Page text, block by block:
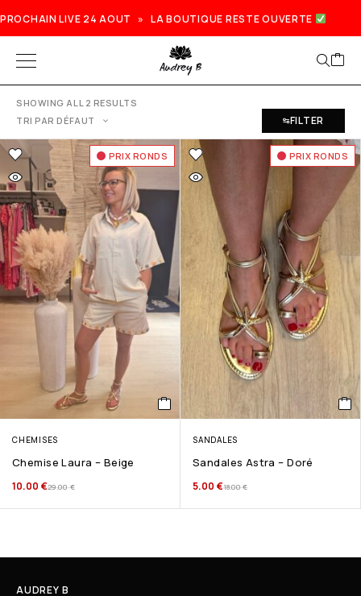
PROCHAIN LIVE 24 AOUT » LA BOUTIQUE RESTE OUVERTE
SHOWING ALL 2 RESULTS
TRI PAR DÉFAUT
FILTER
PRIX RONDS
CHEMISES
Chemise Laura – Beige
29.00€
10.00 €
PRIX RONDS
SANDALES
Sandales Astra – Doré
18.00€
5.00 €
AUDREY B